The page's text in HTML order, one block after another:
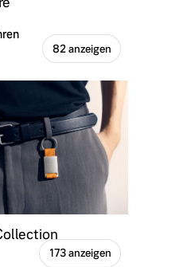
82 anzeigen
173 anzeigen